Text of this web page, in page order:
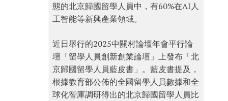
態的北京歸國留學人員中，有60%在AI人
工智能等新興產業領域。
近日舉行的2025中關村論壇年會平行論
壇「留學人員創新創業論壇」上發布「北
京歸國留學人員藍皮書」。藍皮書提及，
根據教育部公佈的全國留學人員數據和全
球化智庫調研得出的北京歸國留學人員比